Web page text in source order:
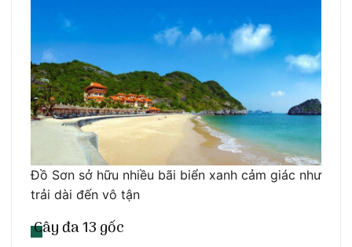
Đồ Sơn sở hữu nhiều bãi biển xanh cảm giác như
trải dài đến vô tận
Cây đa 13 gốc